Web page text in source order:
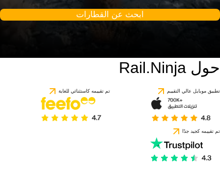
ابحث عن القطارات
حول Rail.Ninja
تطبيق موبايل عالي التقييم تم تقييمه كاستثنائي للغاية
تم تقييمه كجيد جدًا
استنادًا إلى 1 تقييمًا